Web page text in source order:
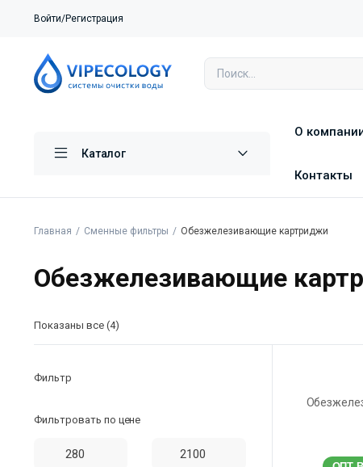
Войти/Регистрация
Каталог
О
Контакты
Главная Сменные фильтры Обезжелезивающие картриджи
Обезжелезивающие
Показаны все (4)
Фильтр
Фильтровать по цене